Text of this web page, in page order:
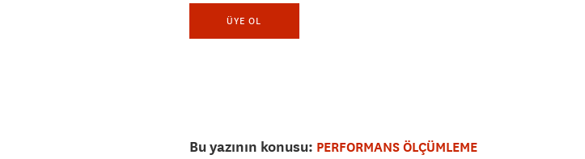
ÜYE OL
Bu yazının konusu: PERFORMANS ÖLÇÜMLEME